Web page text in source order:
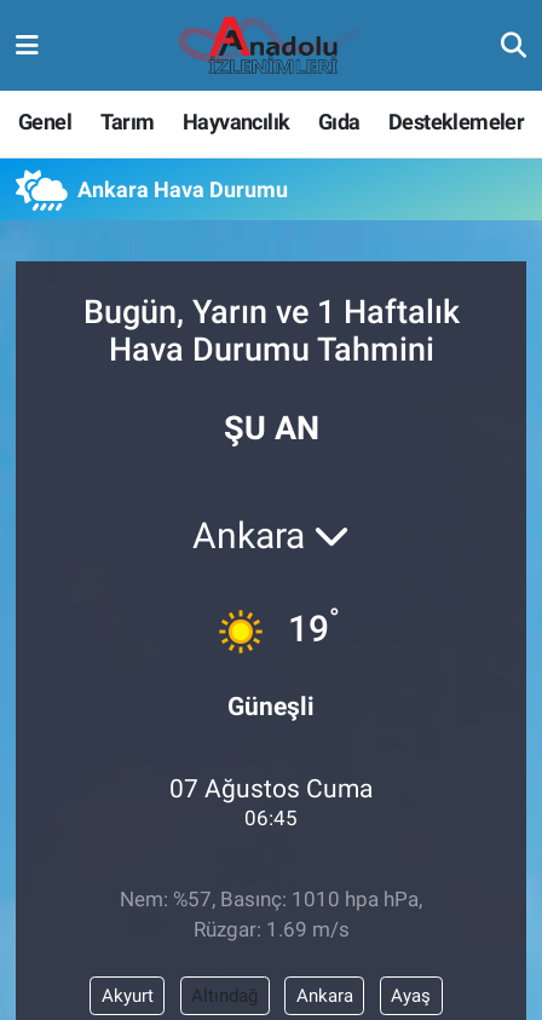
Genel Tarım Hayvancılık Gıda Desteklemeler
Ankara Hava Durumu
Bugün, Yarın ve 1 Haftalık
Hava Durumu Tahmini
ŞU AN
Ankara
19°
Güneşli
07 Ağustos Cuma
06:45
Nem: %57, Basınç: 1010 hpa hPa,
Rüzgar: 1.69 m/s
Akyurt Altındağ Ankara Ayaş